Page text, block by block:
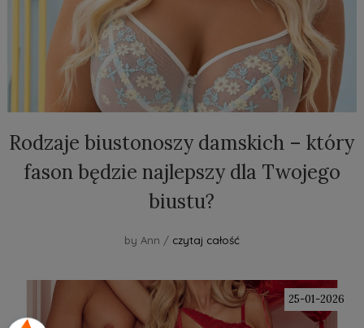
Rodzaje biustonoszy damskich – który
fason będzie najlepszy dla Twojego
biustu?
by Ann / czytaj całość
25-01-2026